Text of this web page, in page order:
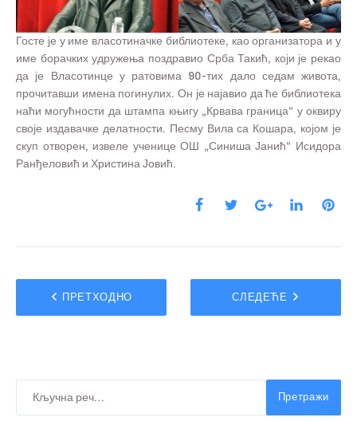
Госте је у име власотиначке библиотеке, као организатора и у
име борачких удружења поздравио Срба Такић, који је рекао
да је Власотинце у ратовима 90-тих дало седам живота,
прочитавши имена погинулих. Он је најавио да ће библиотека
наћи могућности да штампа књигу „Крвава граница“ у оквиру
своје издавачке делатности. Песму Вила са Кошара, којом је
скуп отворен, извеле ученице ОШ „Синиша Јанић“ Исидора
Ранђеловић и Христина Јовић.
ПРЕТХОДНО СЛЕДЕЋЕ
Претражи